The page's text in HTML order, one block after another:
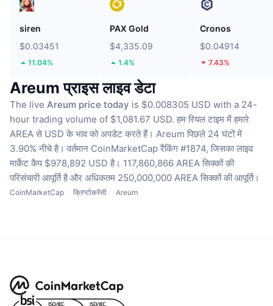
siren
$0.03451
11.04%
PAX Gold
$4,335.09
1.4%
Cronos
$0.04914
7.43%
Areum प्राइस लाइव डेटा
The live Areum price today is $0.008305 USD with a 24-
hour trading volume of $1,081.67 USD. हम रियल टाइम में हमारे
AREA से USD के भाव को अपडेट करते हैं। Areum पिछले 24 घंटों में
3.90% नीचे है। वर्तमान CoinMarketCap रैंकिंग #1874, जिसका लाइव
मार्केट कैप $978,892 USD है। 117,860,866 AREA सिक्कों की
परिसंचारी आपूर्ति है और अधिकतम 250,000,000 AREA सिक्कों की आपूर्ति।
CoinMarketCap क्रिप्टोकरेंसी Areum